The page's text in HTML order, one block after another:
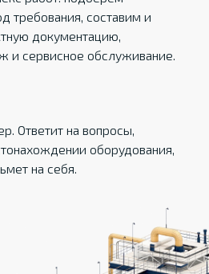
требования, составим и
документацию,
и сервисное обслуживание.
Ответит на вопросы,
оборудования,
на себя.